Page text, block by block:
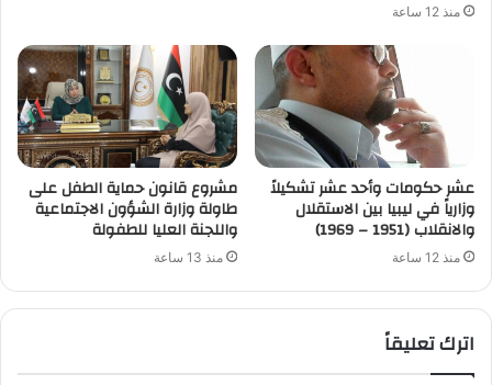
منذ 12 ساعة
عشر حكومات وأحد عشر تشكيلاً
وزارياً في ليبيا بين الاستقلال
والانقلاب (1951 – 1969)
منذ 12 ساعة
مشروع قانون حماية الطفل على
طاولة وزارة الشؤون الاجتماعية
واللجنة العليا للطفولة
منذ 13 ساعة
اترك تعليقاً